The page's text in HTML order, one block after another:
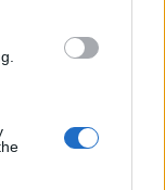
es
en intereses
por nosotros o
antes de su
adicional de
en la Lista de